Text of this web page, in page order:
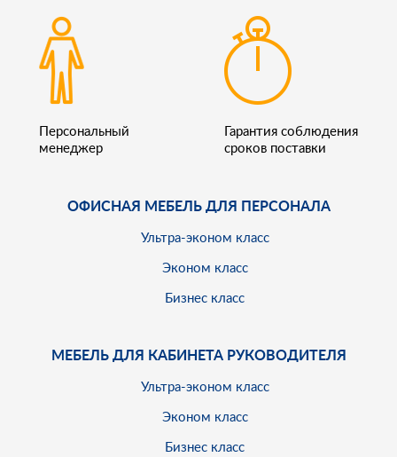
Персональный
менеджер
Гарантия соблюдения
сроков поставки
ОФИСНАЯ МЕБЕЛЬ ДЛЯ ПЕРСОНАЛА
Ультра-эконом класс
Эконом класс
Бизнес класс
МЕБЕЛЬ ДЛЯ КАБИНЕТА РУКОВОДИТЕЛЯ
Ультра-эконом класс
Эконом класс
Бизнес класс